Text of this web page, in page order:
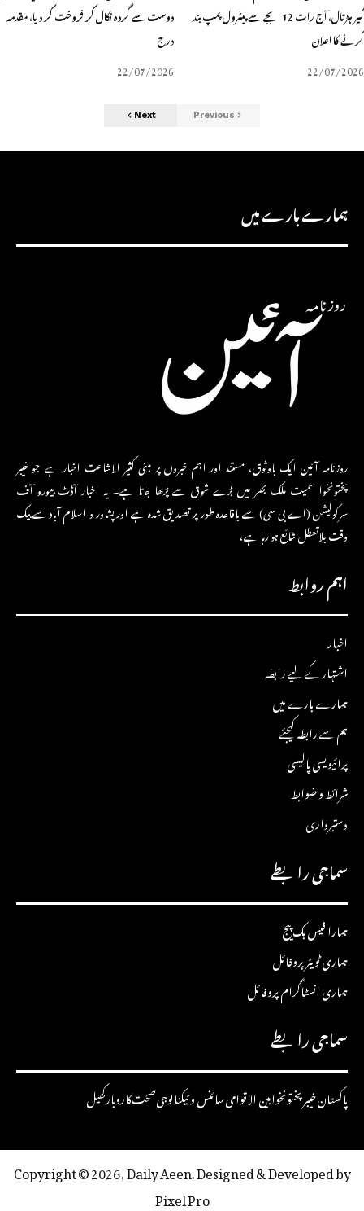
گیر ہڑتال، آج رات 12 بجے سے پیٹرول پمپ بند
کا اعلان
22/07/
دوست سے گردہ نکال کر فروخت کر دیا، مقدمہ
درج
22/07/2026
Previous
Next
ہمارے بارے میں
روزنامہ آئین ایک باوثوق، مستند اور اہم خبروں پر مبنی کثیر الاشاعت اخبار ہے جو خیبر
پختونخوا سمیت ملک بھر میں بڑے شوق سے پڑھا جاتا ہے۔ یہ اخبار آڈٹ بیورو آف
سرکولیشن (اے بی سی) سے باقاعدہ طور پر تصدیق شدہ ہے اور پشاور و اسلام آباد سے بیک
وقت بلاتعطل شائع ہو رہا ہے،
اہم روابط
اخبار
اشتہار کے لیے رابطہ
ہمارے بارے میں
ہم سے رابطہ کیجئے
پرائیویسی پالیسی
شرائط و ضوابط
دستبرداری
سماجی رابطے
ہمارا فیس بک پیج
ہماری ٹویٹر پروفائل
ہماری انسٹاگرام پروفائل
سماجی رابطے
پاکستانخیبرپختونخوابین الاقوامیسائنس و ٹیکنالوجیصحتکاروبارکھیل
Copyright © 2026, Daily Aeen. Designed & Developed by
Pixel Pro